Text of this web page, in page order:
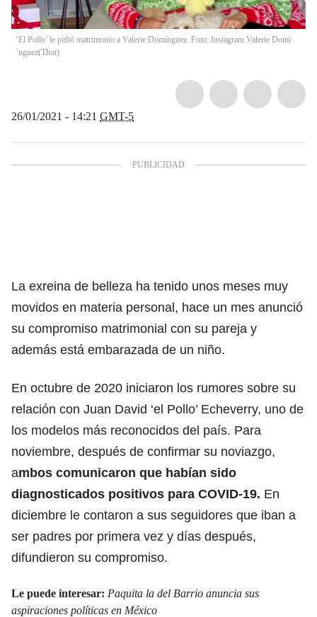
‘El Pollo’ le pidió matrimonio a Valerie Domínguez. Foto: Instagram Valerie Domi
´nguez(Thot)
26/01/2021 - 14:21 GMT-5
La exreina de belleza ha tenido unos meses muy
movidos en materia personal, hace un mes anunció
su compromiso matrimonial con su pareja y
además está embarazada de un niño.
En octubre de 2020 iniciaron los rumores sobre su
relación con Juan David ‘el Pollo’ Echeverry, uno de
los modelos más reconocidos del país. Para
noviembre, después de confirmar su noviazgo,
ambos comunicaron que habían sido
diagnosticados positivos para COVID-19. En
diciembre le contaron a sus seguidores que iban a
ser padres por primera vez y días después,
difundieron su compromiso.
Le puede interesar: Paquita la del Barrio anuncia sus
aspiraciones políticas en México